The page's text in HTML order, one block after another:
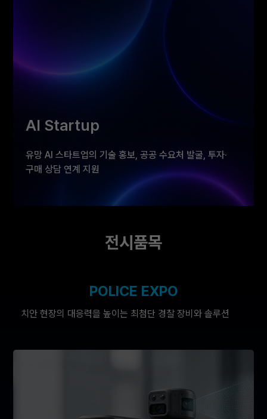
AI Startup
유망 AI 스타트업의 기술 홍보, 공공 수요처 발굴, 투자·
구매 상담 연계 지원
전시품목
POLICE EXPO
치안 현장의 대응력을 높이는 최첨단 경찰 장비와 솔루션